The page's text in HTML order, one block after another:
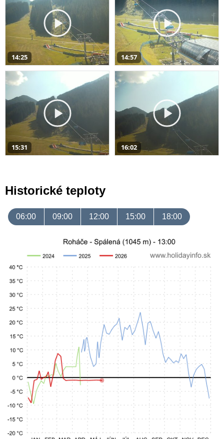
14:25 14:57
15:31 16:02
Historické teploty
06:00 09:00 12:00 15:00 18:00